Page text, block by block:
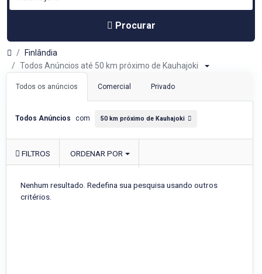
Procurar
Finlândia
Todos Anúncios até 50 km próximo de Kauhajoki
Todos os anúncios Comercial Privado
Todos Anúncios com 50 km próximo de Kauhajoki
FILTROS ORDENAR POR
Nenhum resultado. Redefina sua pesquisa usando outros
critérios.